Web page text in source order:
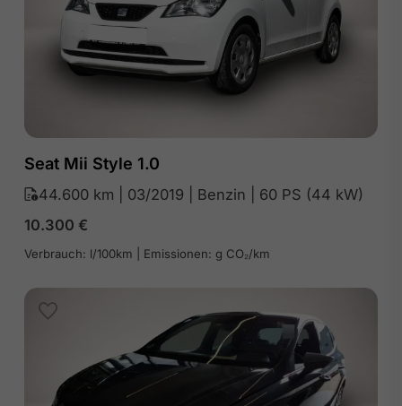
Seat Mii Style 1.0
44.600 km | 03/2019 | Benzin | 60 PS (44 kW)
10.300 €
Verbrauch: l/100km | Emissionen: g CO₂/km